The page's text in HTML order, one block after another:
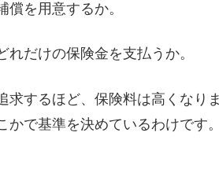
償を用意するか。
れだけの保険金を支払うか。
求するほど、保険料は高くなり
かで基準を決めているわけです。